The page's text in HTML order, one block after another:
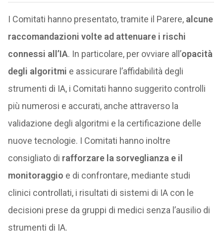
I Comitati hanno presentato, tramite il Parere,alcune
raccomandazioni volte ad attenuare i rischi
connessi all’IA. In particolare, per ovviare all’opacità
degli algoritmi e assicurare l’affidabilità degli
strumenti di IA, i Comitati hanno suggerito controlli
più numerosi e accurati, anche attraverso la
validazione degli algoritmi e la certificazione delle
nuove tecnologie. I Comitati hanno inoltre
consigliato di rafforzare la sorveglianza e il
monitoraggio e di confrontare, mediante studi
clinici controllati, i risultati di sistemi di IA con le
decisioni prese da gruppi di medici senza l’ausilio di
strumenti di IA.